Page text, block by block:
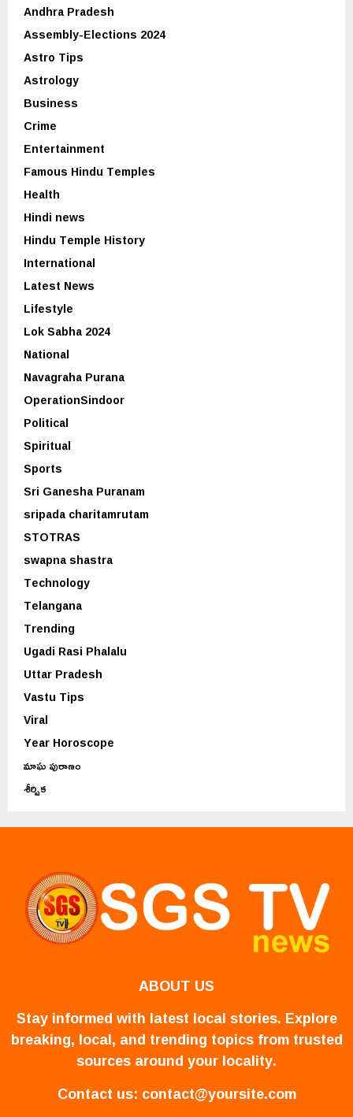
Andhra Pradesh
Assembly-Elections 2024
Astro Tips
Astrology
Business
Crime
Entertainment
Famous Hindu Temples
Health
Hindi news
Hindu Temple History
International
Latest News
Lifestyle
Lok Sabha 2024
National
Navagraha Purana
OperationSindoor
Political
Spiritual
Sports
Sri Ganesha Puranam
sripada charitamrutam
STOTRAS
swapna shastra
Technology
Telangana
Trending
Ugadi Rasi Phalalu
Uttar Pradesh
Vastu Tips
Viral
Year Horoscope
మాఘ పురాణం
శీర్షిక
ABOUT US
Stay informed with latest local stories. Explore
breaking, local, and trending topics from trusted
sources around your locality.
Contact us: contact@yoursite.com